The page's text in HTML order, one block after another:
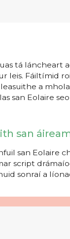
tá láncheart
leis. Fáiltímid
a
san Eolaire
san
san Eolaire
script
sonraí a